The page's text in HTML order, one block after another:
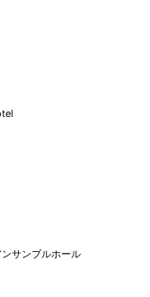
サンブルホール